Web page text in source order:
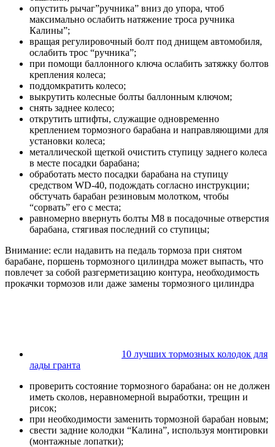
опустить рычаг”ручника” вниз до упора, чтоб
максимально ослабить натяжение троса ручника
Калины”;
вращая регулировочный болт под днищем автомобиля,
ослабить трос “ручника”;
при помощи баллонного ключа ослабить затяжку болтов
крепления колеса;
поддомкратить колесо;
выкрутить колесные болты баллонным ключом;
снять заднее колесо;
открутить штифты, служащие одновременно
креплением тормозного барабана и направляющими для
установки колеса;
металлической щеткой очистить ступицу заднего колеса
в месте посадки барабана;
обработать место посадки барабана на ступицу
средством WD-40, подождать согласно инструкции;
обстучать барабан резиновым молотком, чтобы
“сорвать” его с места;
равномерно ввернуть болты М8 в посадочные отверстия
барабана, стягивая последний со ступицы;
Внимание: если надавить на педаль тормоза при снятом
барабане, поршень тормозного цилиндра может выпасть, что
повлечет за собой разгерметизацию контура, необходимость
прокачки тормозов или даже замены тормозного цилиндра
10 лучших тормозных колодок для
лады гранта
проверить состояние тормозного барабана: он не должен
иметь сколов, неравномерной выработки, трещин и
рисок;
при необходимости заменить тормозной барабан новым;
свести задние колодки “Калина”, используя монтировки
(монтажные лопатки);